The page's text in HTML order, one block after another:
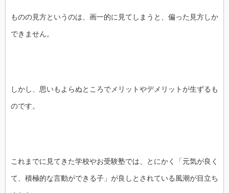
ものの見方というのは、画一的に見てしまうと、偏った見方しか
できません。
しかし、思いもよらぬところでメリットやデメリットが生ずるも
のです。
これまでに見てきた学校やお受験塾では、とにかく「元気が良く
て、積極的な言動ができる子」が良しとされている風潮が目立ち